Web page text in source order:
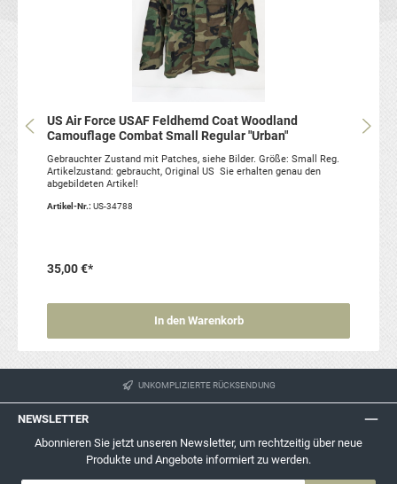
US Air Force USAF Feldhemd Coat Woodland
Camouflage Combat Small Regular "Urban"
Gebrauchter Zustand mit Patches, siehe Bilder. Größe: Small Reg.
Artikelzustand: gebraucht, Original US Sie erhalten genau den
abgebildeten Artikel!
Artikel-Nr.: US-34788
35,00 €*
In den Warenkorb
UNKOMPLIZIERTE RÜCKSENDUNG
NEWSLETTER
Abonnieren Sie jetzt unseren Newsletter, um rechtzeitig über neue
Produkte und Angebote informiert zu werden.